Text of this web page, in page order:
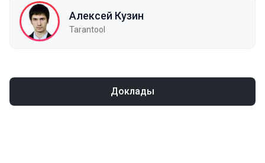
Алексей Кузин
Tarantool
Доклады